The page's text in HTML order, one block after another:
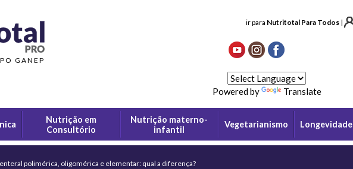
GANEP
Powered by Translate
ir para Nutritotal Para Todos |
Nutrição em
Consultório
Nutrição materno-
infantil
Vegetarianismo Longevidade
polimérica, oligomérica e elementar: qual a diferença?